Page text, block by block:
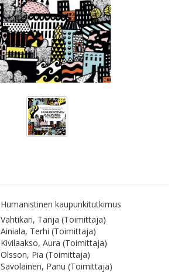
Humanistinen kaupunkitutkimus
Vahtikari, Tanja (Toimittaja)
Ainiala, Terhi (Toimittaja)
Kivilaakso, Aura (Toimittaja)
Olsson, Pia (Toimittaja)
Savolainen, Panu (Toimittaja)